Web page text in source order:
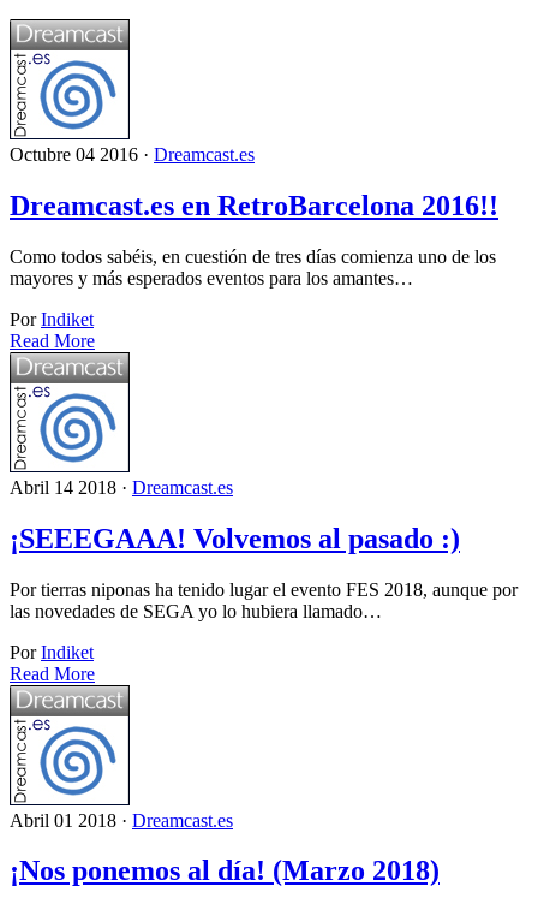
Octubre 04 2016 · Dreamcast.es
Dreamcast.es en RetroBarcelona 2016!!
Como todos sabéis, en cuestión de tres días comienza uno de los
mayores y más esperados eventos para los amantes…
PorIndiket
Read More
Abril 14 2018 · Dreamcast.es
¡SEEEGAAA! Volvemos al pasado :)
Por tierras niponas ha tenido lugar el evento FES 2018, aunque por
las novedades de SEGA yo lo hubiera llamado…
PorIndiket
Read More
Abril 01 2018 · Dreamcast.es
¡Nos ponemos al día! (Marzo 2018)